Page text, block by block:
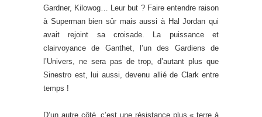
Gardner, Kilowog… Leur but ? Faire entendre raison
à Superman bien sûr mais aussi à Hal Jordan qui
avait rejoint sa croisade. La puissance et
clairvoyance de Ganthet, l’un des Gardiens de
l’Univers, ne sera pas de trop, d’autant plus que
Sinestro est, lui aussi, devenu allié de Clark entre
temps !
D’un autre côté, c’est une résistance plus « terre à